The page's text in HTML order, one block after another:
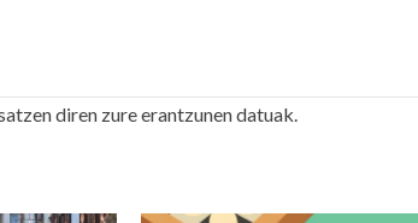
diren zure erantzunen datuak.